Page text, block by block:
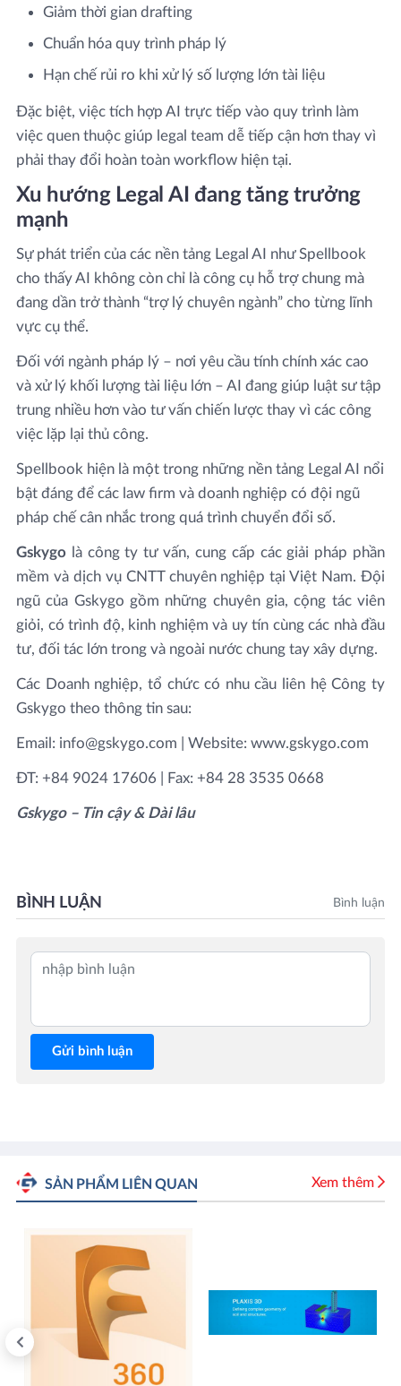
Giảm thời gian drafting
Chuẩn hóa quy trình pháp lý
Hạn chế rủi ro khi xử lý số lượng lớn tài liệu
Đặc biệt, việc tích hợp AI trực tiếp vào quy trình làm
việc quen thuộc giúp legal team dễ tiếp cận hơn thay vì
phải thay đổi hoàn toàn workflow hiện tại.
Xu hướng Legal AI đang tăng trưởng
mạnh
Sự phát triển của các nền tảng Legal AI như Spellbook
cho thấy AI không còn chỉ là công cụ hỗ trợ chung mà
đang dần trở thành “trợ lý chuyên ngành” cho từng lĩnh
vực cụ thể.
Đối với ngành pháp lý – nơi yêu cầu tính chính xác cao
và xử lý khối lượng tài liệu lớn – AI đang giúp luật sư tập
trung nhiều hơn vào tư vấn chiến lược thay vì các công
việc lặp lại thủ công.
Spellbook hiện là một trong những nền tảng Legal AI nổi
bật đáng để các law firm và doanh nghiệp có đội ngũ
pháp chế cân nhắc trong quá trình chuyển đổi số.
Gskygo là công ty tư vấn, cung cấp các giải pháp phần
mềm và dịch vụ CNTT chuyên nghiệp tại Việt Nam. Đội
ngũ của Gskygo gồm những chuyên gia, cộng tác viên
giỏi, có trình độ, kinh nghiệm và uy tín cùng các nhà đầu
tư, đối tác lớn trong và ngoài nước chung tay xây dựng.
Các Doanh nghiệp, tổ chức có nhu cầu liên hệ Công ty
Gskygo theo thông tin sau:
Email: info@gskygo.com | Website: www.gskygo.com
ĐT: +84 9024 17606 | Fax: +84 28 3535 0668
Gskygo – Tin cậy & Dài lâu
BÌNH LUẬN Bình luận
Gửi bình luận
SẢN PHẨM LIÊN QUAN Xem thêm